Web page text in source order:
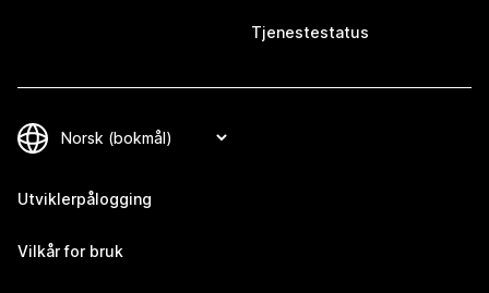
Tjenestestatus
Utviklerpålogging
Vilkår for bruk